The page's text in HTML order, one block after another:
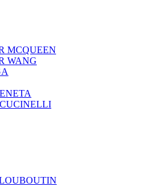
MCQUEEN
WANG